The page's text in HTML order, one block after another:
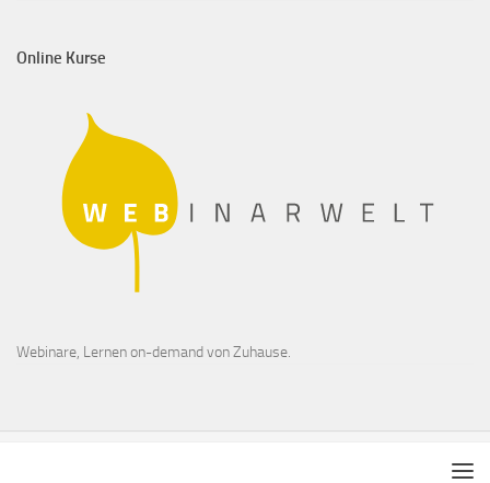
Online Kurse
Webinare, Lernen on-demand von Zuhause.